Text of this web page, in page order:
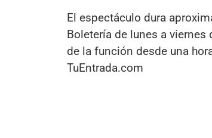
El espectáculo dura
Boletería de lunes a
de la función desde una
TuEntrada.com